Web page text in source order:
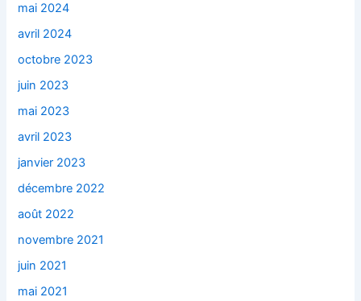
mai 2024
avril 2024
octobre 2023
juin 2023
mai 2023
avril 2023
janvier 2023
décembre 2022
août 2022
novembre 2021
juin 2021
mai 2021